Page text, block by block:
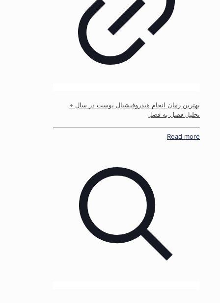
بهترین زمان انجام هیدروفیشیال پوست در سال +
تحلیل فصل به فصل
Read more